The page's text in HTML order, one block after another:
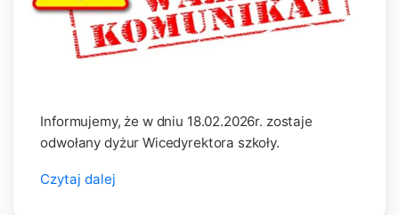
Informujemy, że w dniu 18.02.2026r. zostaje
odwołany dyżur Wicedyrektora szkoły.
Czytaj dalej